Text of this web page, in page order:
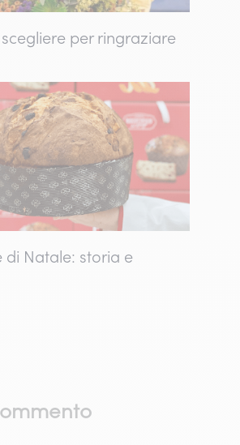
per ringraziare
di Natale: storia e